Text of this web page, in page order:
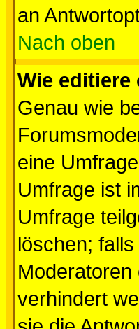
an
Nach oben
Wie editiere
Genau wie
eine
Umfrage ist
Umfrage
löschen;
verhindert